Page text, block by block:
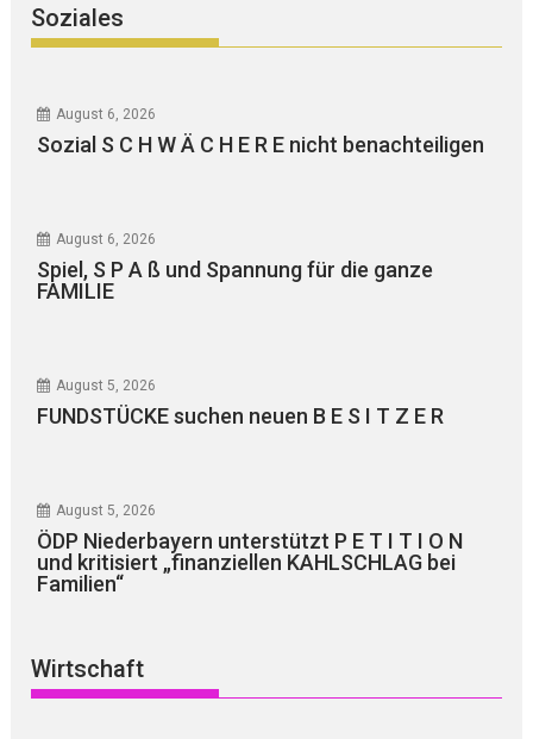
Soziales
August 6, 2026
Sozial S C H W Ä C H E R E nicht benachteiligen
August 6, 2026
Spiel, S P A ß und Spannung für die ganze
FAMILIE
August 5, 2026
FUNDSTÜCKE suchen neuen B E S I T Z E R
August 5, 2026
ÖDP Niederbayern unterstützt P E T I T I O N
und kritisiert „finanziellen KAHLSCHLAG bei
Familien“
Wirtschaft